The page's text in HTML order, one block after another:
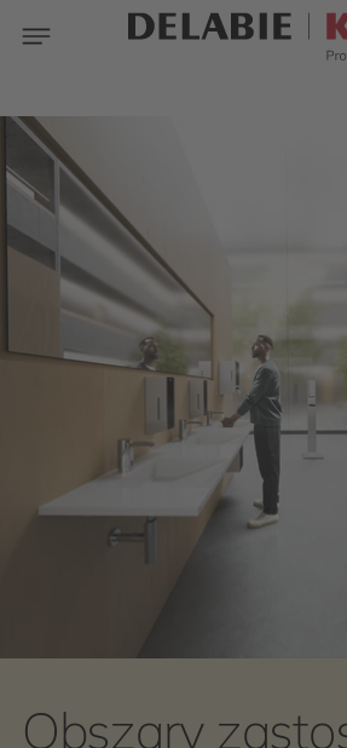
Obszary